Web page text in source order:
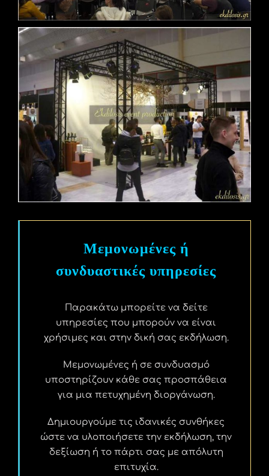
Μεμονωμένες ή
συνδυαστικές υπηρεσίες
Παρακάτω μπορείτε να δείτε
υπηρεσίες που μπορούν να είναι
χρήσιμες και στην δική σας εκδήλωση.
Μεμονωμένες ή σε συνδυασμό
υποστηρίζουν κάθε σας προσπάθεια
για μια πετυχημένη διοργάνωση.
Δημιουργούμε τις ιδανικές συνθήκες
ώστε να υλοποιήσετε την εκδήλωση, την
δεξίωση ή το πάρτι σας με απόλυτη
επιτυχία.